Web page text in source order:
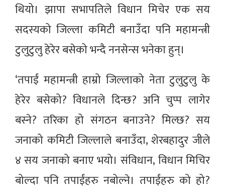
थियो। झापा सभापतिले विधान मिचेर एक सय
सदस्यको जिल्ला कमिटी बनाउँदा पनि महामन्त्री
टुलुटुलु हेरेर बसेको भन्दै ननसेन्स भनेका हुन्।
‘तपाईं महामन्त्री हाम्रो जिल्लाको नेता टुलुटुलु के
हेरेर बसेको? विधानले दिन्छ? अनि चुप्प लागेर
बस्ने? तरिका हो संगठन बनाउने? मिल्छ? सय
जनाको कमिटी जिल्लाले बनाउँदा, शेरबहादुर जीले
४ सय जनाको बनाए भयो। संविधान, विधान मिचिर
बोल्दा पनि तपाईंहरु नबोल्ने। तपाईंहरु को हो?